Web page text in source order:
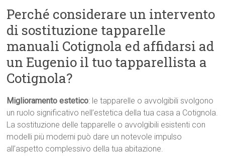
Perché considerare un intervento
di sostituzione tapparelle
manuali Cotignola ed affidarsi ad
un Eugenio il tuo tapparellista a
Cotignola?
Miglioramento estetico: le tapparelle o avvolgibili svolgono
un ruolo significativo nell’estetica della tua casa a Cotignola.
La sostituzione delle tapparelle o avvolgibili esistenti con
modelli più moderni può dare un notevole impulso
all’aspetto complessivo della tua abitazione.